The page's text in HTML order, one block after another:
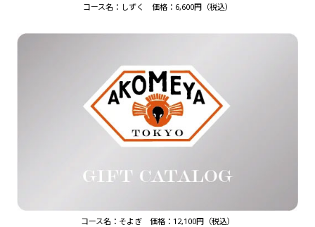
コース名：しずく 価格：6,600円（税込）
コース名：そよぎ 価格：12,100円（税込）